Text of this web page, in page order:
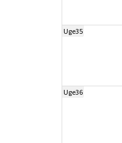
Uge35
Uge36